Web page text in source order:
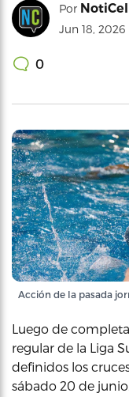
Por NotiCel
Jun 18, 2026
0
Acción de la pasada
Luego de
regular de la Liga
definidos los
sábado 20 de junio.